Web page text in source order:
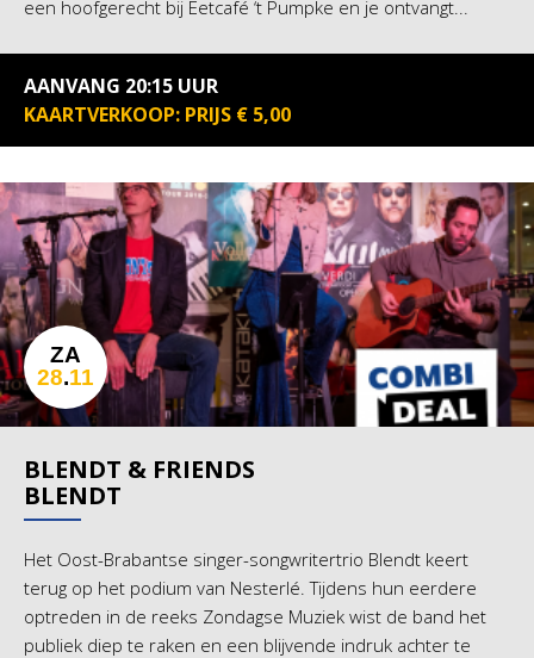
een hoofgerecht bij Eetcafé ‘t Pumpke en je ontvangt...
AANVANG 20:15 UUR
KAARTVERKOOP: PRIJS € 5,00
BLENDT & FRIENDS
BLENDT
Het Oost-Brabantse singer-songwritertrio Blendt keert
terug op het podium van Nesterlé. Tijdens hun eerdere
optreden in de reeks Zondagse Muziek wist de band het
publiek diep te raken en een blijvende indruk achter te
ZA
28.11